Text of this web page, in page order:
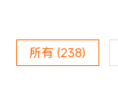
所有 (238)